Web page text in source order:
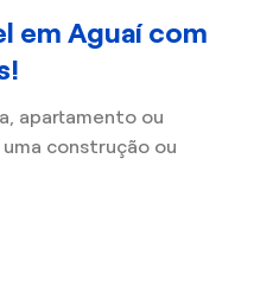
em Aguaí com
apartamento ou
construção ou